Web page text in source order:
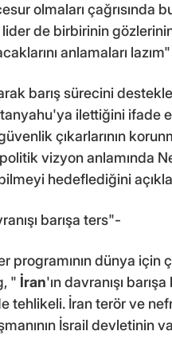
olmaları çağrısında
de birbirinin
anlamaları
barış sürecini
ilettiğini ifade
çıkarlarının
vizyon anlamında
hedeflediğini
barışa ters"-
programının dünya
" İran'ın davranışı
tehlikeli. İran terör ve
İsrail devletinin